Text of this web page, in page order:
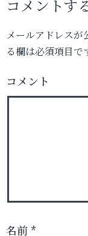
コメントす
メールアドレスが
る欄は必須項目で
コメント
名前 *